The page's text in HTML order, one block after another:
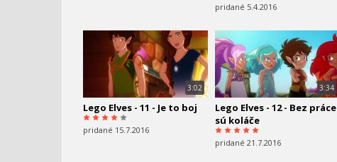
pridané 5.4.2016
3:02
Lego Elves - 11 - Je to boj
pridané 15.7.2016
3:34
Lego Elves - 12 - Bez práce
sú koláče
pridané 21.7.2016